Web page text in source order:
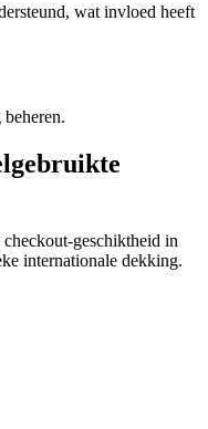
wat invloed heeft
geschiktheid in
internationale dekking.